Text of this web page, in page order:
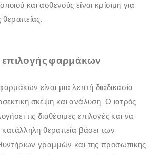
και ασθενούς είναι κρίσιμη για
θεραπείας.
επιλογής φαρμάκων
είναι μια λεπτή διαδικασία
σκέψη και ανάλυση. Ο ιατρός
τις διαθέσιμες επιλογές και να
κατάλληλη θεραπεία βάσει των
γραμμών και της προσωπικής